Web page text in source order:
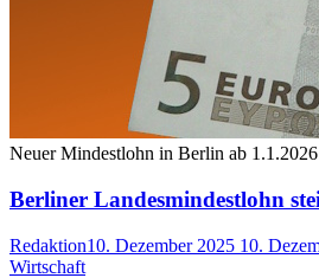
Neuer Mindestlohn in Berlin ab
Berliner Landesmindestlohn
Redaktion10. Dezember 2025 10.
Wirtschaft